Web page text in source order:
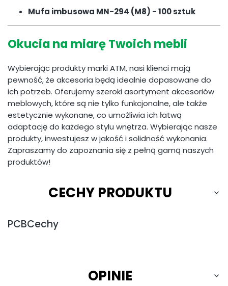
Mufa imbusowa MN-294 (M8) - 100 sztuk
Okucia na miarę Twoich mebli
Wybierając produkty marki ATM, nasi klienci mają
pewność, że akcesoria będą idealnie dopasowane do
ich potrzeb. Oferujemy szeroki asortyment akcesoriów
meblowych, które są nie tylko funkcjonalne, ale także
estetycznie wykonane, co umożliwia ich łatwą
adaptację do każdego stylu wnętrza. Wybierając nasze
produkty, inwestujesz w jakość i solidność wykonania.
Zapraszamy do zapoznania się z pełną gamą naszych
produktów!
CECHY PRODUKTU
PCBCechy
OPINIE